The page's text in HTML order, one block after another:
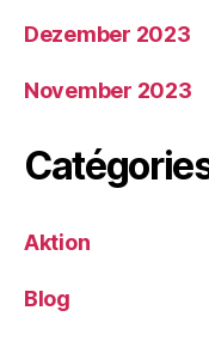
Dezember 2023
November 2023
Aktion
Blog